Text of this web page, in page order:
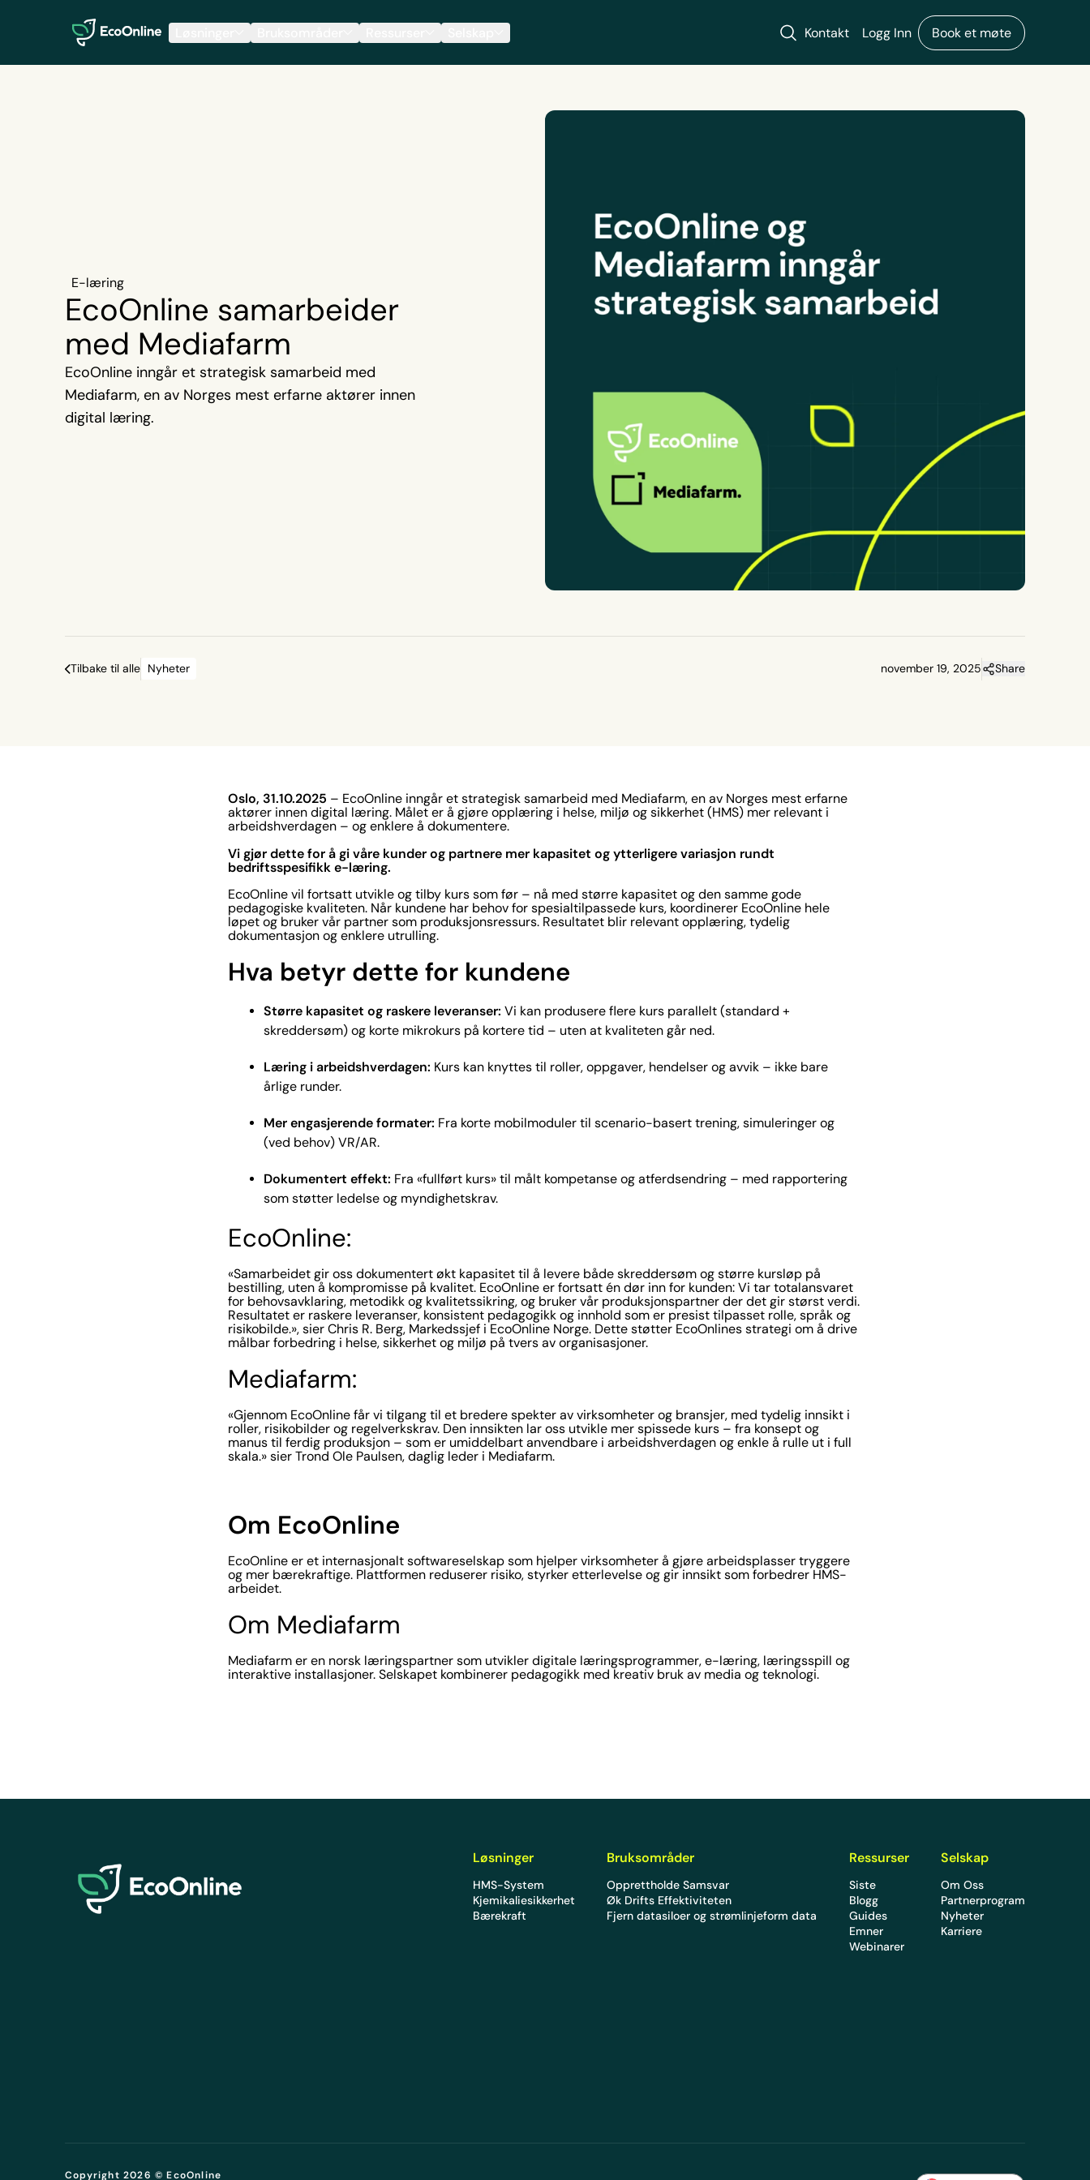
EcoOnline
Søk Kontakt Logg Inn Book et møte
E-læring
EcoOnline samarbeider
med Mediafarm
EcoOnline inngår et strategisk samarbeid med
Mediafarm, en av Norges mest erfarne aktører innen
digital læring.
Tilbake til alle Nyheter november 19, 2025 Share
Oslo, 31.10.2025 – EcoOnline inngår et strategisk samarbeid med Mediafarm, en av Norges mest erfarne
aktører innen digital læring. Målet er å gjøre opplæring i helse, miljø og sikkerhet (HMS) mer relevant i
arbeidshverdagen – og enklere å dokumentere.
Vi gjør dette for å gi våre kunder og partnere mer kapasitet og ytterligere variasjon rundt
bedriftsspesifikk e-læring.
EcoOnline vil fortsatt utvikle og tilby kurs som før – nå med større kapasitet og den samme gode
pedagogiske kvaliteten. Når kundene har behov for spesialtilpassede kurs, koordinerer EcoOnline hele
løpet og bruker vår partner som produksjonsressurs. Resultatet blir relevant opplæring, tydelig
dokumentasjon og enklere utrulling.
Hva betyr dette for kundene
Større kapasitet og raskere leveranser: Vi kan produsere flere kurs parallelt (standard +
skreddersøm) og korte mikrokurs på kortere tid – uten at kvaliteten går ned.
Læring i arbeidshverdagen: Kurs kan knyttes til roller, oppgaver, hendelser og avvik – ikke bare
årlige runder.
Mer engasjerende formater: Fra korte mobilmoduler til scenario-basert trening, simuleringer og
(ved behov) VR/AR.
Dokumentert effekt: Fra «fullført kurs» til målt kompetanse og atferdsendring – med rapportering
som støtter ledelse og myndighetskrav.
EcoOnline:
«Samarbeidet gir oss dokumentert økt kapasitet til å levere både skreddersøm og større kursløp på
bestilling, uten å kompromisse på kvalitet. EcoOnline er fortsatt én dør inn for kunden: Vi tar totalansvaret
for behovsavklaring, metodikk og kvalitetssikring, og bruker vår produksjonspartner der det gir størst verdi.
Resultatet er raskere leveranser, konsistent pedagogikk og innhold som er presist tilpasset rolle, språk og
risikobilde.», sier Chris R. Berg, Markedssjef i EcoOnline Norge. Dette støtter EcoOnlines strategi om å drive
målbar forbedring i helse, sikkerhet og miljø på tvers av organisasjoner.
Mediafarm:
«Gjennom EcoOnline får vi tilgang til et bredere spekter av virksomheter og bransjer, med tydelig innsikt i
roller, risikobilder og regelverkskrav. Den innsikten lar oss utvikle mer spissede kurs – fra konsept og
manus til ferdig produksjon – som er umiddelbart anvendbare i arbeidshverdagen og enkle å rulle ut i full
skala.» sier Trond Ole Paulsen, daglig leder i Mediafarm.
Om EcoOnline
EcoOnline er et internasjonalt softwareselskap som hjelper virksomheter å gjøre arbeidsplasser tryggere
og mer bærekraftige. Plattformen reduserer risiko, styrker etterlevelse og gir innsikt som forbedrer HMS-
arbeidet.
Om Mediafarm
Mediafarm er en norsk læringspartner som utvikler digitale læringsprogrammer, e-læring, læringsspill og
interaktive installasjoner. Selskapet kombinerer pedagogikk med kreativ bruk av media og teknologi.
Løsninger
HMS-System
Kjemikaliesikkerhet
Bærekraft
Bruksområder
Opprettholde Samsvar
Øk Drifts Effektiviteten
Fjern datasiloer og strømlinjeform data
Ressurser
Siste
Blogg
Guides
Emner
Webinarer
Selskap
Om Oss
Partnerprogram
Nyheter
Karriere
Copyright 2026 © EcoOnline